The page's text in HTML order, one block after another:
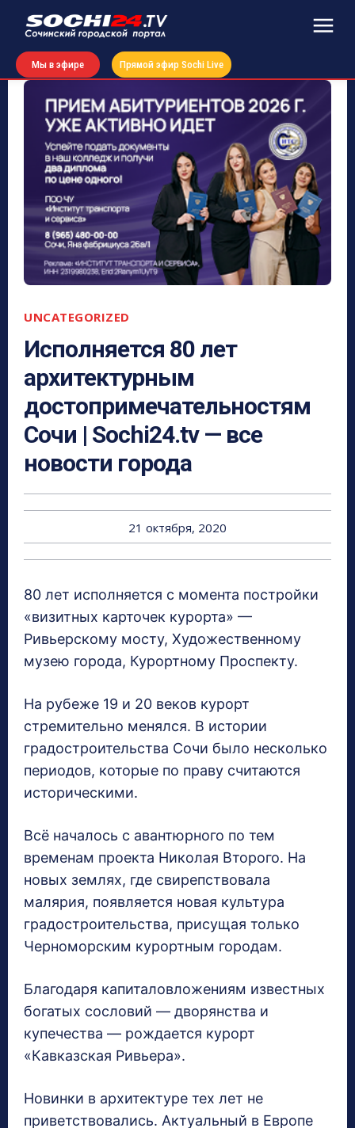
Мы в эфире Прямой эфир Sochi Live
UNCATEGORIZED
Исполняется 80 лет
архитектурным
достопримечательностям
Сочи | Sochi24.tv — все
новости города
21 октября, 2020
80 лет исполняется с момента постройки
«визитных карточек курорта» —
Ривьерскому мосту, Художественному
музею города, Курортному Проспекту.
На рубеже 19 и 20 веков курорт
стремительно менялся. В истории
градостроительства Сочи было несколько
периодов, которые по праву считаются
историческими.
Всё началось с авантюрного по тем
временам проекта Николая Второго. На
новых землях, где свирепствовала
малярия, появляется новая культура
градостроительства, присущая только
Черноморским курортным городам.
Благодаря капиталовложениям известных
богатых сословий — дворянства и
купечества — рождается курорт
«Кавказская Ривьера».
Новинки в архитектуре тех лет не
приветствовались. Актуальный в Европе